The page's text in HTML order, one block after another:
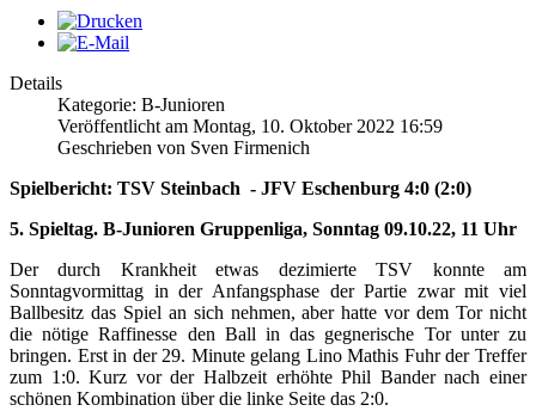
Details
Kategorie: B-Junioren
Veröffentlicht am Montag, 10. Oktober 2022 16:59
Geschrieben von Sven Firmenich
Spielbericht: TSV Steinbach - JFV Eschenburg 4:0 (2:0)
5. Spieltag. B-Junioren Gruppenliga, Sonntag 09.10.22, 11 Uhr
Der durch Krankheit etwas dezimierte TSV konnte am
Sonntagvormittag in der Anfangsphase der Partie zwar mit viel
Ballbesitz das Spiel an sich nehmen, aber hatte vor dem Tor nicht
die nötige Raffinesse den Ball in das gegnerische Tor unter zu
bringen. Erst in der 29. Minute gelang Lino Mathis Fuhr der Treffer
zum 1:0. Kurz vor der Halbzeit erhöhte Phil Bander nach einer
schönen Kombination über die linke Seite das 2:0.